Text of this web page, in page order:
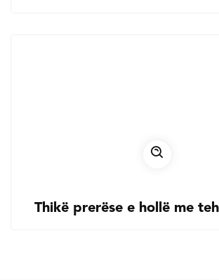
Thikë prerëse e hollë me